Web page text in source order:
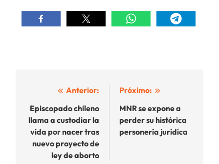
Navegación
de
entradas
Anterior:
Episcopado chileno
llama a custodiar la
vida por nacer tras
nuevo proyecto de
ley de aborto
Próximo:
MNR se expone a
perder su histórica
personería jurídica